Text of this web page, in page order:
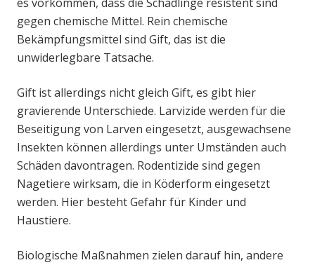
gegen chemische Mittel. Rein chemische
Bekämpfungsmittel sind Gift, das ist die
unwiderlegbare Tatsache.
Gift ist allerdings nicht gleich Gift, es gibt hier
gravierende Unterschiede. Larvizide werden für die
Beseitigung von Larven eingesetzt, ausgewachsene
Insekten können allerdings unter Umständen auch
Schäden davontragen. Rodentizide sind gegen
Nagetiere wirksam, die in Köderform eingesetzt
werden. Hier besteht Gefahr für Kinder und
Haustiere.
Biologische Maßnahmen zielen darauf hin, andere